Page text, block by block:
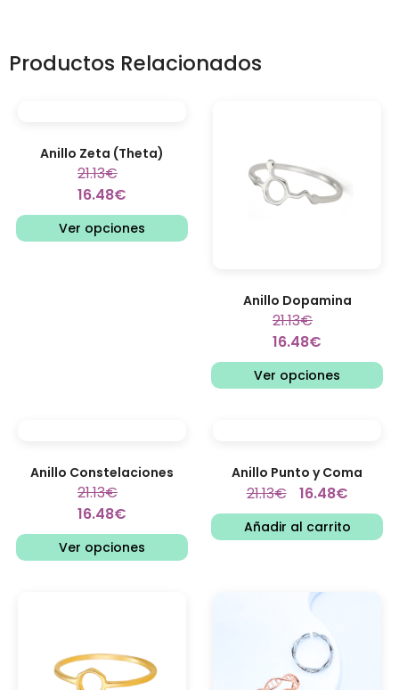
Productos Relacionados
Anillo Zeta (Theta)
21.13€
16.48€
Ver opciones
Anillo Dopamina
21.13€
16.48€
Ver opciones
Anillo Constelaciones
21.13€
16.48€
Ver opciones
Anillo Punto y Coma
21.13€ 16.48€
Añadir al carrito